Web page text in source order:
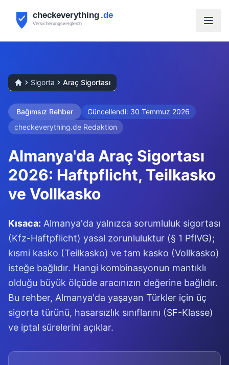
Sigorta Araç Sigortası
Bağımsız Rehber
Güncellendi: 30 Temmuz 2026
checkeverything.de Redaktion
Almanya'da Araç Sigortası
2026: Haftpflicht, Teilkasko
ve Vollkasko
Kısaca: Almanya'da yalnızca sorumluluk sigortası
(Kfz-Haftpflicht) yasal zorunluluktur (§ 1 PflVG);
kısmi kasko (Teilkasko) ve tam kasko (Vollkasko)
isteğe bağlıdır. Hangi kombinasyonun mantıklı
olduğu büyük ölçüde aracınızın değerine bağlıdır.
Bu rehber, Almanya'da yaşayan Türkler için üç
sigorta türünü, hasarsızlık sınıflarını (SF-Klasse)
ve iptal sürelerini açıklar.